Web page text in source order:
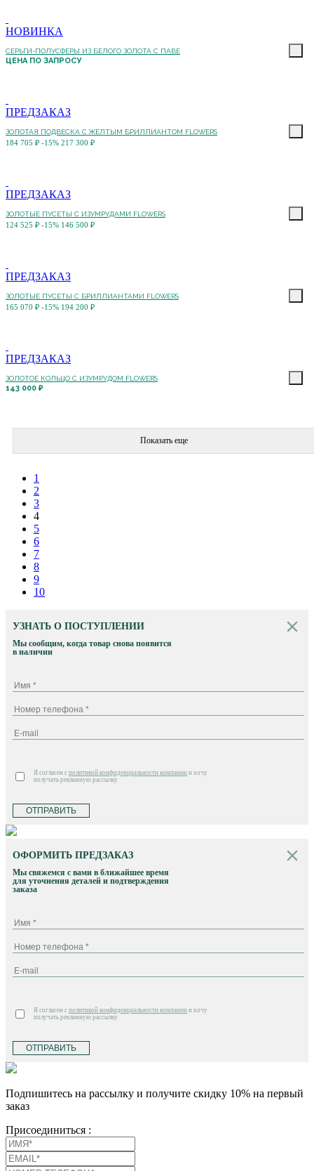
НОВИНКА
СЕРЬГИ-ПОЛУСФЕРЫ ИЗ БЕЛОГО ЗОЛОТА С ПАВЕ
ЦЕНА ПО ЗАПРОСУ
ПРЕДЗАКАЗ
ЗОЛОТАЯ ПОДВЕСКА С ЖЕЛТЫМ БРИЛЛИАНТОМ FLOWERS
184 705 ₽ -15% 217 300 ₽
ПРЕДЗАКАЗ
ЗОЛОТЫЕ ПУСЕТЫ С ИЗУМРУДАМИ FLOWERS
124 525 ₽ -15% 146 500 ₽
ПРЕДЗАКАЗ
ЗОЛОТЫЕ ПУСЕТЫ С БРИЛЛИАНТАМИ FLOWERS
165 070 ₽ -15% 194 200 ₽
ПРЕДЗАКАЗ
ЗОЛОТОЕ КОЛЬЦО С ИЗУМРУДОМ FLOWERS
143 000 ₽
Показать еще
1
2
3
4
5
6
7
8
9
10
УЗНАТЬ О ПОСТУПЛЕНИИ
Мы сообщим, когда товар снова появится
в наличии
Я согласен с политикой конфиденциальности компании и хочу
получать рекламную рассылку
ОТПРАВИТЬ
ОФОРМИТЬ ПРЕДЗАКАЗ
Мы свяжемся с вами в ближайшее время
для уточнения деталей и подтверждения
заказа
Я согласен с политикой конфиденциальности компании и хочу
получать рекламную рассылку
ОТПРАВИТЬ
Подпишитесь на рассылку и получите скидку 10% на первый
заказ
Присоединиться :